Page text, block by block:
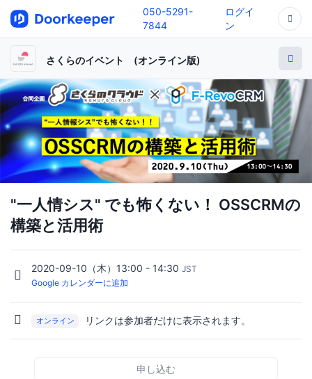
050-5291-
7844
ログイ
ン
さくらのイベント (オンライン版)
"一人情シス" でも怖くない！ OSSCRMの
構築と活用術
2020-09-10（木）13:00 - 14:30 JST
Google カレンダーに追加
オンライン リンクは参加者だけに表示されます。
申し込む